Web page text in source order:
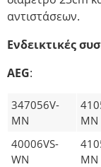
αντιστάσεων.
Ενδεικτικές
AEG:
347056V-
MN
MN
40006VS-
WN
MN